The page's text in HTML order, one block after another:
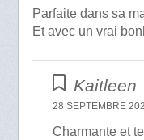
Parfaite dans sa
Et avec un vrai
Kaitleen
28 SEPTEMBRE
Charmante et